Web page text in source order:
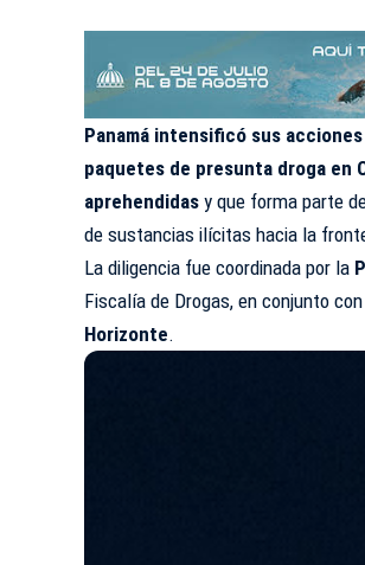
Panamá intensificó sus
paquetes de presunta droga en
aprehendidas y que forma parte
de sustancias ilícitas hacia la
La diligencia fue coordinada por la
Fiscalía de Drogas, en conjunto
Horizonte.